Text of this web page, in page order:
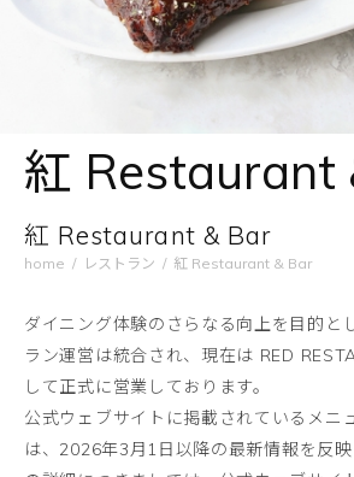
紅 Restaurant
紅 Restaurant & Bar
home / レストラン / 紅 Restaurant & Bar
ダイニング体験のさらなる向上を目的と
ラン運営は統合され、現在は RED
して正式に営業しております。
公式ウェブサイトに掲載されているメニ
は、2026年3月1日以降の最新情報を反